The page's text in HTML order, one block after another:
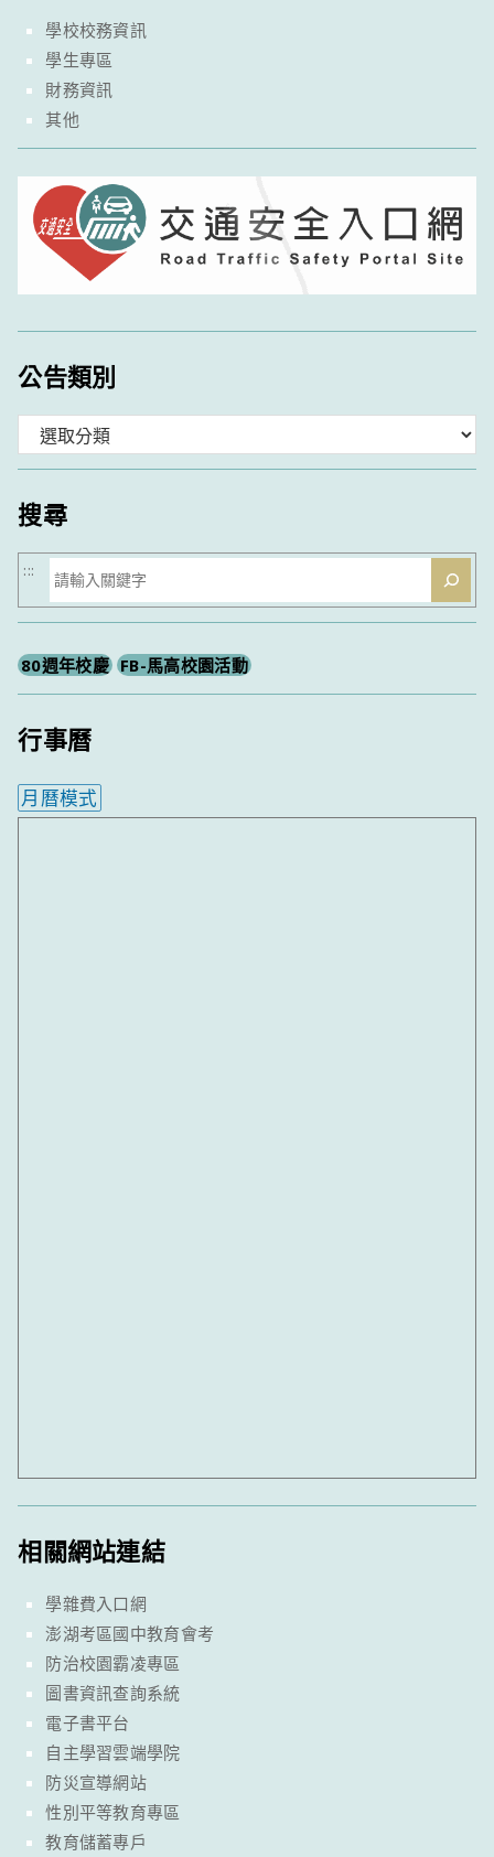
學校校務資訊
學生專區
財務資訊
其他
公告類別
類
搜尋
搜
尋
:::
80週年校慶 FB-馬高校園活動
行事曆
月曆模式
相關網站連結
學雜費入口網
澎湖考區國中教育會考
防治校園霸凌專區
圖書資訊查詢系統
電子書平台
自主學習雲端學院
防災宣導網站
性別平等教育專區
教育儲蓄專戶